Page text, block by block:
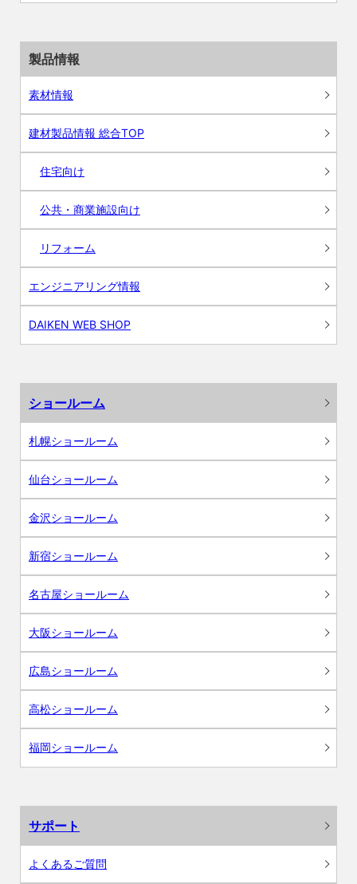
製品情報
素材情報
建材製品情報 総合TOP
住宅向け
公共・商業施設向け
リフォーム
エンジニアリング情報
DAIKEN WEB SHOP
ショールーム
札幌ショールーム
仙台ショールーム
金沢ショールーム
新宿ショールーム
名古屋ショールーム
大阪ショールーム
広島ショールーム
高松ショールーム
福岡ショールーム
サポート
よくあるご質問